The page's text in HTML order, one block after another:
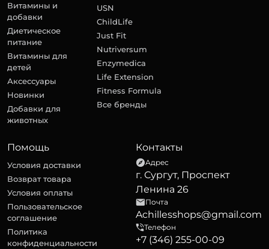
Витамины и
добавки
Диетическое
питание
Витамины для
детей
Аксессуары
Новинки
Добавки для
животных
USN
ChildLife
Just Fit
Nutriversum
Enzymedica
Life Extension
Fitness Formula
Все бренды
Помощь
Условия доставки
Возврат товара
Условия оплаты
Пользовательское
соглашение
Политика
конфиденциальности
Контакты
Адрес
г. Сургут, Проспект
Ленина 26
Почта
Achillesshops@gmail.com
Телефон
+7 (346) 255-00-09